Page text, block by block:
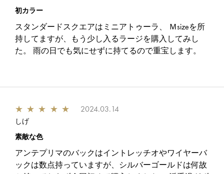
初カラー
スタンダードスクエアはミニアトゥーラ、 Ｍsizeを所
持してますが、もう少し入るラージを購入してみし
た。 雨の日でも気にせずに持てるので重宝します。
★ ★ ★ ★ ★ 2024.03.14
しげ
素敵な色
アンテプリマのバックはイントレッチオやワイヤーバ
ックは数点持っていますが、シルバーゴールドは何故